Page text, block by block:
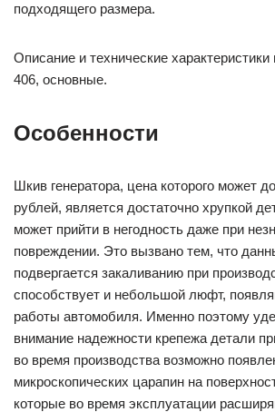
подходящего размера.
Описание и технические
406, основные.
Особенности
Шкив генератора, цена которого может
рублей, является достаточно хрупкой
может прийти в негодность даже при
повреждении. Это вызвано тем, что
подвергается закаливанию при
способствует и небольшой люфт,
работы автомобиля. Именно поэтому
внимание надежности крепежа детали
во время производства возможно
микроскопических царапин на
которые во время эксплуатации